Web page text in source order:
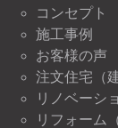
コンセプト
施工事例
お客様の声
注文住宅（
リノベーシ
リフォーム